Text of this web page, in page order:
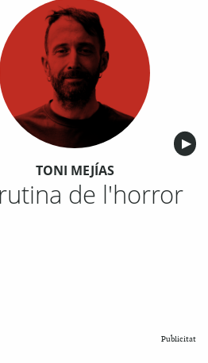
▶︎
TONI MEJÍAS
de l'horror
Publicitat